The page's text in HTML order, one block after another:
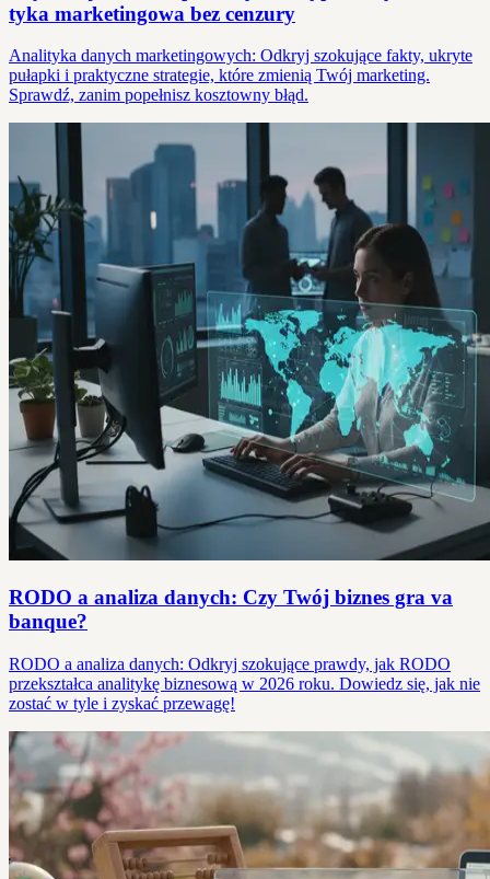
tyka marketingowa bez cenzury
Analityka danych marketingowych: Odkryj szokujące fakty, ukryte
pułapki i praktyczne strategie, które zmienią Twój marketing.
Sprawdź, zanim popełnisz kosztowny błąd.
RODO a analiza danych: Czy Twój biznes gra va
banque?
RODO a analiza danych: Odkryj szokujące prawdy, jak RODO
przekształca analitykę biznesową w 2026 roku. Dowiedz się, jak nie
zostać w tyle i zyskać przewagę!